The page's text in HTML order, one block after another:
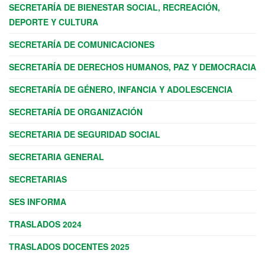
SECRETARÍA DE BIENESTAR SOCIAL, RECREACIÓN,
DEPORTE Y CULTURA
SECRETARÍA DE COMUNICACIONES
SECRETARÍA DE DERECHOS HUMANOS, PAZ Y DEMOCRACIA
SECRETARÍA DE GÉNERO, INFANCIA Y ADOLESCENCIA
SECRETARÍA DE ORGANIZACIÓN
SECRETARIA DE SEGURIDAD SOCIAL
SECRETARIA GENERAL
SECRETARIAS
SES INFORMA
TRASLADOS 2024
TRASLADOS DOCENTES 2025